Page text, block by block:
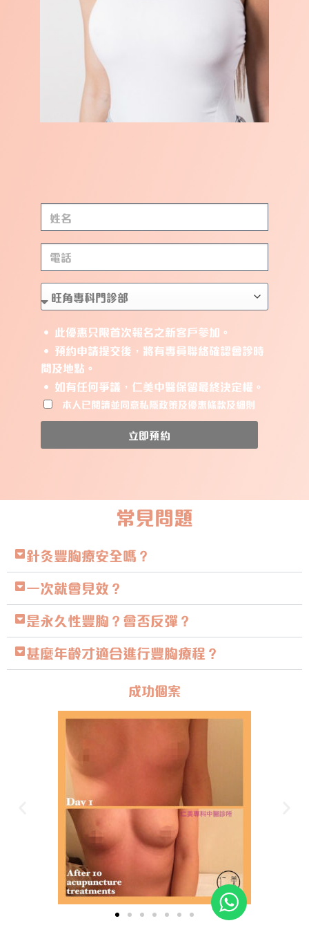
• 此優惠只限首次報名之新客戶參加。
• 預約申請提交後，將有專員聯絡確認會診時
間及地點。
• 如有任何爭議，仁美中醫保留最終決定權。
本人已閱讀並同意私隱政策及優惠條款及細則
立即預約
常見問題
針灸豐胸療安全嗎？
一次就會見效？
是永久性豐胸？會否反彈？
甚麼年齡才適合進行豐胸療程？
成功個案